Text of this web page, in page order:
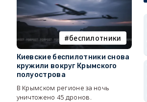
беспилотники
Киевские беспилотники снова
кружили вокруг Крымского
полуострова
В Крымском регионе за ночь
уничтожено 45 дронов.